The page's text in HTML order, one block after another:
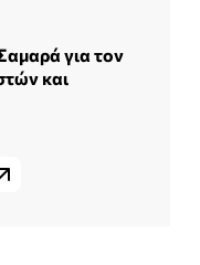
για τον
και